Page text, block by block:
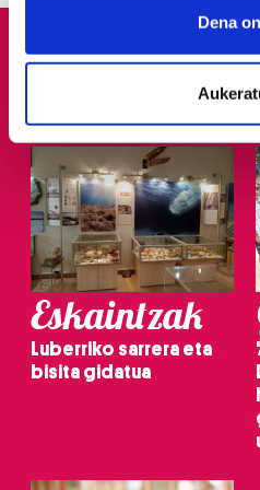
Collect information
Identify your device
specific characteristics
Find out more about how
and set your preferences in
Guk eta gure bazkideek zure
prozesatzen ditugu, zure IP
teknologia erabiliz, cookieak
pertsonalizatuak eskaintzeko,
neurtzeko, jendeari buruzko
produktuak garatzeko. Zure
erabiltzen dituen hauta
Bazkide batzuek ez dizute
Dena
Eskaintzak
Luberriko sarrera eta
bisita gidatua